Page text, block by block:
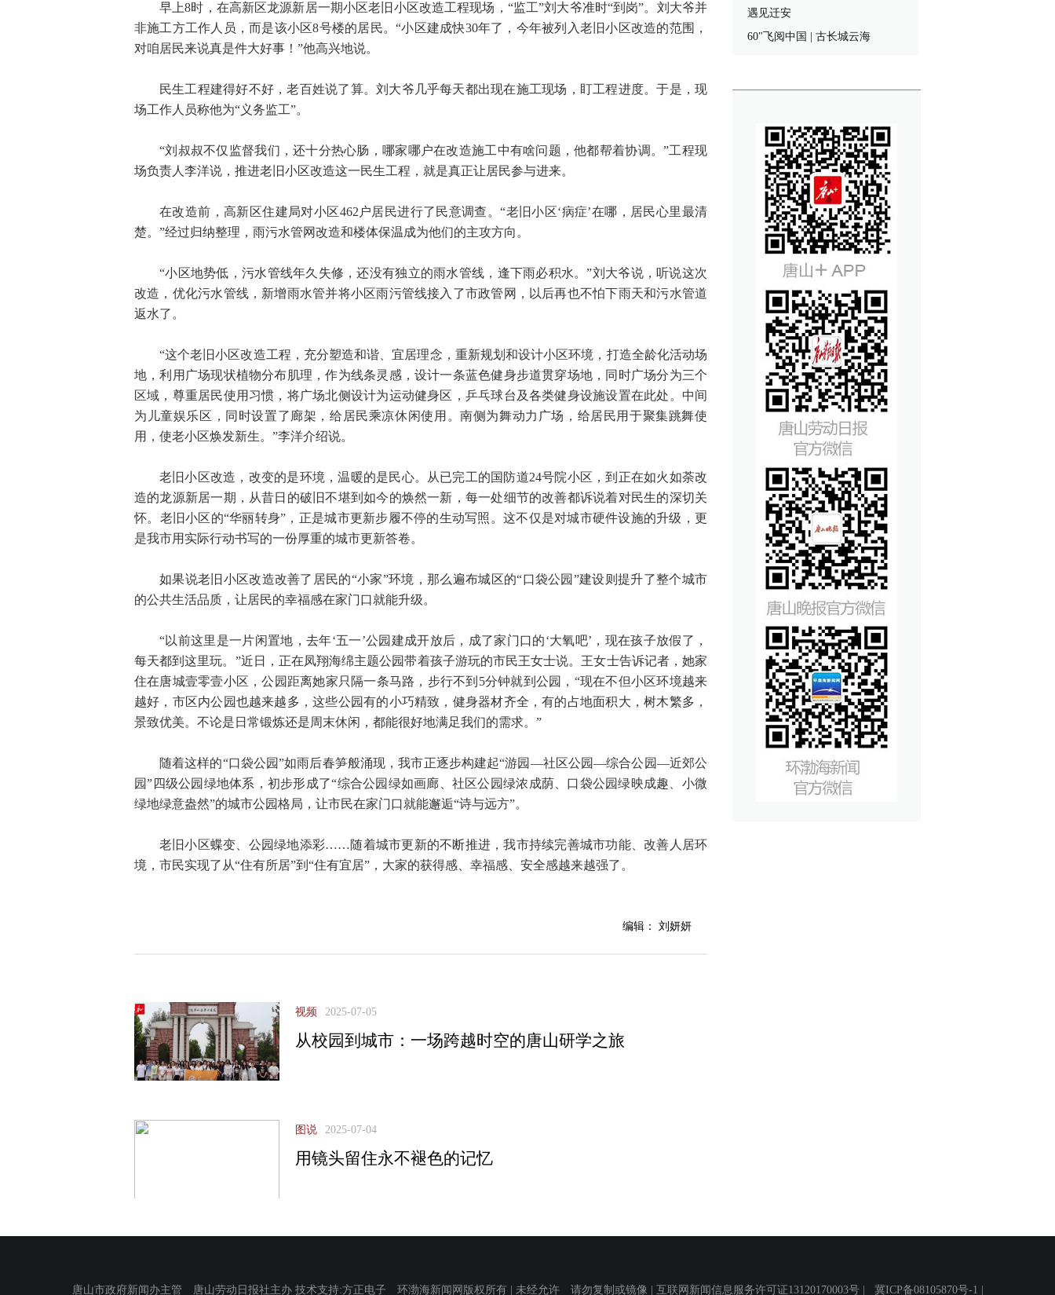
早上8时，在高新区龙源新居一期小区老旧小区改造工程现场，“监工”刘大爷准时“到岗”。刘大爷并
非施工方工作人员，而是该小区8号楼的居民。“小区建成快30年了，今年被列入老旧小区改造的范围，
对咱居民来说真是件大好事！”他高兴地说。
民生工程建得好不好，老百姓说了算。刘大爷几乎每天都出现在施工现场，盯工程进度。于是，现
场工作人员称他为“义务监工”。
“刘叔叔不仅监督我们，还十分热心肠，哪家哪户在改造施工中有啥问题，他都帮着协调。”工程现
场负责人李洋说，推进老旧小区改造这一民生工程，就是真正让居民参与进来。
在改造前，高新区住建局对小区462户居民进行了民意调查。“老旧小区‘病症’在哪，居民心里最清
楚。”经过归纳整理，雨污水管网改造和楼体保温成为他们的主攻方向。
“小区地势低，污水管线年久失修，还没有独立的雨水管线，逢下雨必积水。”刘大爷说，听说这次
改造，优化污水管线，新增雨水管并将小区雨污管线接入了市政管网，以后再也不怕下雨天和污水管道
返水了。
“这个老旧小区改造工程，充分塑造和谐、宜居理念，重新规划和设计小区环境，打造全龄化活动场
地，利用广场现状植物分布肌理，作为线条灵感，设计一条蓝色健身步道贯穿场地，同时广场分为三个
区域，尊重居民使用习惯，将广场北侧设计为运动健身区，乒乓球台及各类健身设施设置在此处。中间
为儿童娱乐区，同时设置了廊架，给居民乘凉休闲使用。南侧为舞动力广场，给居民用于聚集跳舞使
用，使老小区焕发新生。”李洋介绍说。
老旧小区改造，改变的是环境，温暖的是民心。从已完工的国防道24号院小区，到正在如火如荼改
造的龙源新居一期，从昔日的破旧不堪到如今的焕然一新，每一处细节的改善都诉说着对民生的深切关
怀。老旧小区的“华丽转身”，正是城市更新步履不停的生动写照。这不仅是对城市硬件设施的升级，更
是我市用实际行动书写的一份厚重的城市更新答卷。
如果说老旧小区改造改善了居民的“小家”环境，那么遍布城区的“口袋公园”建设则提升了整个城市
的公共生活品质，让居民的幸福感在家门口就能升级。
“以前这里是一片闲置地，去年‘五一’公园建成开放后，成了家门口的‘大氧吧’，现在孩子放假了，
每天都到这里玩。”近日，正在凤翔海绵主题公园带着孩子游玩的市民王女士说。王女士告诉记者，她家
住在唐城壹零壹小区，公园距离她家只隔一条马路，步行不到5分钟就到公园，“现在不但小区环境越来
越好，市区内公园也越来越多，这些公园有的小巧精致，健身器材齐全，有的占地面积大，树木繁多，
景致优美。不论是日常锻炼还是周末休闲，都能很好地满足我们的需求。”
随着这样的“口袋公园”如雨后春笋般涌现，我市正逐步构建起“游园—社区公园—综合公园—近郊公
园”四级公园绿地体系，初步形成了“综合公园绿如画廊、社区公园绿浓成荫、口袋公园绿映成趣、小微
绿地绿意盎然”的城市公园格局，让市民在家门口就能邂逅“诗与远方”。
老旧小区蝶变、公园绿地添彩……随着城市更新的不断推进，我市持续完善城市功能、改善人居环
境，市民实现了从“住有所居”到“住有宜居”，大家的获得感、幸福感、安全感越来越强了。
编辑： 刘妍妍
视频 2025-07-05
从校园到城市：一场跨越时空的唐山研学之旅
图说 2025-07-04
用镜头留住永不褪色的记忆
遇见迁安
60"飞阅中国 | 古长城云海
唐山市政府新闻办主管 唐山劳动日报社主办 技术支持:方正电子 环渤海新闻网版权所有 | 未经允许 请勿复制或镜像 | 互联网新闻信息服务许可证13120170003号 | 冀ICP备08105870号-1